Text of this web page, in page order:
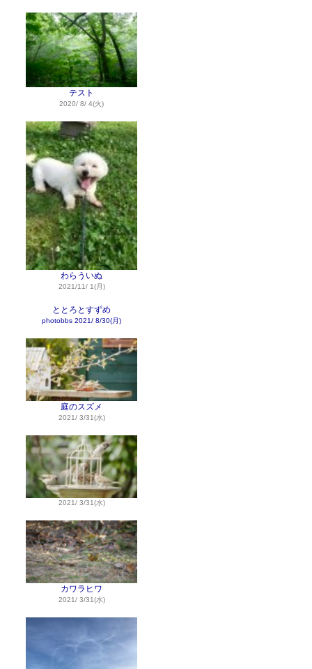
テスト
2020/ 8/ 4(火)
わらういぬ
2021/11/ 1(月)
ととろとすずめ
photobbs 2021/ 8/30(月)
庭のスズメ
2021/ 3/31(水)
2021/ 3/31(水)
カワラヒワ
2021/ 3/31(水)